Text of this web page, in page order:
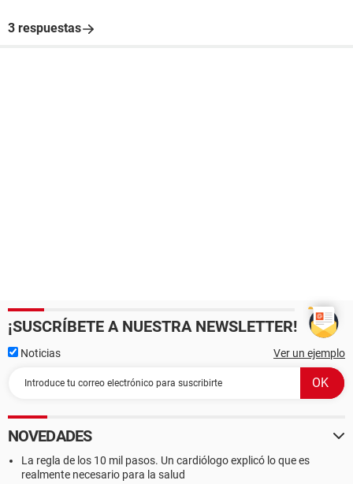
3 respuestas
¡SUSCRÍBETE A NUESTRA NEWSLETTER!
Noticias Ver un ejemplo
NOVEDADES
La regla de los 10 mil pasos. Un cardiólogo explicó lo que es
realmente necesario para la salud